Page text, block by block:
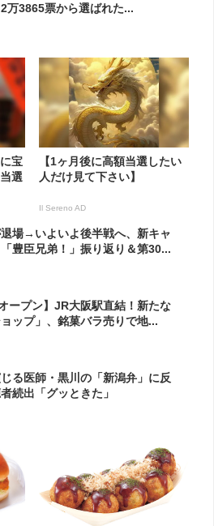
万3865票から選ばれた...
宝
選
【1ヶ月後に高額当選したい
人だけ見て下さい】
Il Sereno AD
場→いよいよ後半戦へ、新キャ
豊臣兄弟！」振り返り＆第30...
ープン】JR大阪駅直結！新たな
ョップ」、銘菓バラ売りで地...
る医師・黒川の「新潟弁」に反
続出「グッときた」